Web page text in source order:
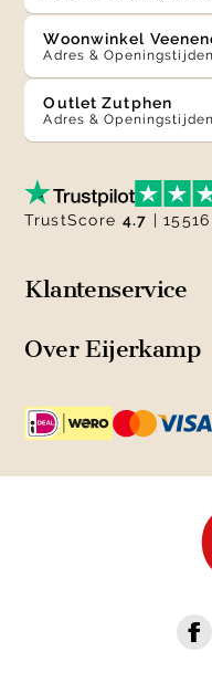
Woonwinkel
Adres & Openingstijden
Outlet Zutphen
Adres & Openingstijden
Klantenservice
Over Eijerkamp
TrustScore 4.7 |